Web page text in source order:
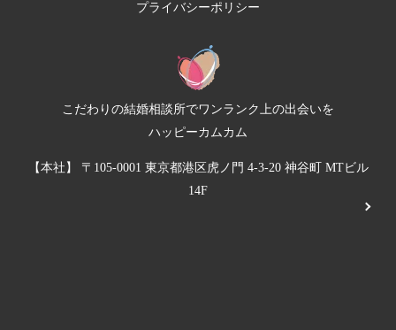
プライバシーポリシー
こだわりの結婚相談所でワンランク上の出会いを
ハッピーカムカム
【本社】 〒105-0001 東京都港区虎ノ門 4-3-20 神谷町 MTビル
14F